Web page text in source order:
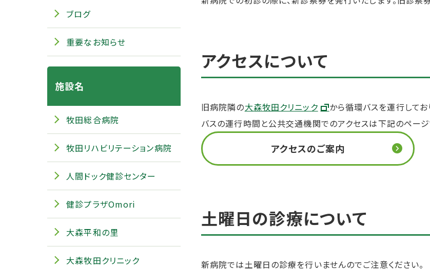
アクセスについて
旧病院隣の大森牧田クリニック
から循環バスを運行してお
バスの運行時間と公共交通機関でのアクセスは下記のページ
アクセスのご案内
土曜日の診療について
新病院では土曜日の診療を行いませんのでご注意ください。
ブログ
重要なお知らせ
施設名
牧田総合病院
牧田リハビリテーション病院
人間ドック健診センター
健診プラザOmori
大森平和の里
大森牧田クリニック